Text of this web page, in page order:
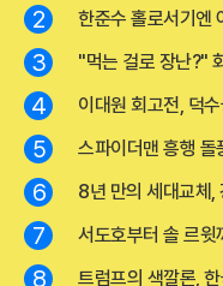
2 한준수 홀로서기엔
3 "먹는 걸로 장난?"
4 이대원 회고전, 덕
5 스파이더맨 흥행
6 8년 만의 세대교체,
7 서도호부터 솔 르
8 트럼프의 색깔론,